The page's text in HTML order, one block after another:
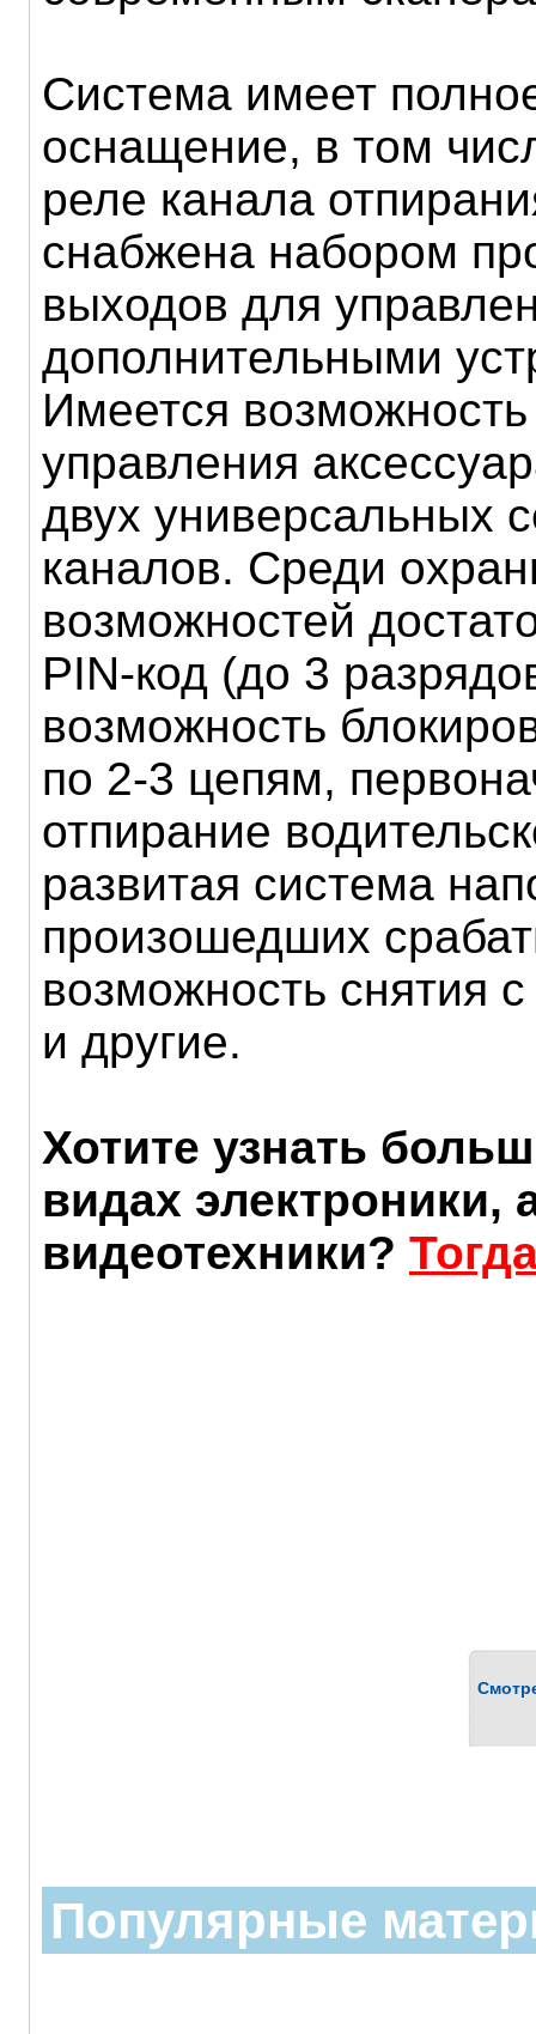
Система имеет
оснащение, в том
реле канала
снабжена набором
выходов для
дополнительными
Имеется
управления
двух универсальных
каналов. Среди
возможностей
PIN-код (до 3
возможность
по 2-3 цепям,
отпирание
развитая система
произошедших
возможность снятия
и другие.
Хотите узнать
видах электроники,
видеотехники?
Популярные